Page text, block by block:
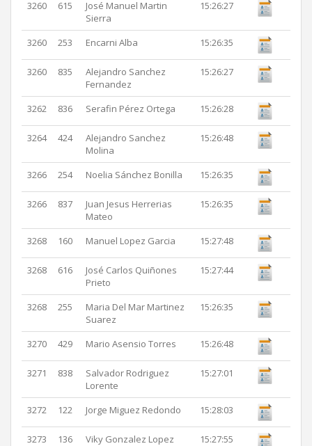
3260 615
José Manuel Martin
Sierra
15:26:27
3260 253 Encarni Alba 15:26:35
3260 835
Alejandro Sanchez
Fernandez
15:26:27
3262 836 Serafin Pérez Ortega 15:26:28
3264 424
Alejandro Sanchez
Molina
15:26:48
3266 254 Noelia Sánchez Bonilla 15:26:35
3266 837
Juan Jesus Herrerias
Mateo
15:26:35
3268 160 Manuel Lopez Garcia 15:27:48
3268 616
José Carlos Quiñones
Prieto
15:27:44
3268 255
Maria Del Mar Martinez
Suarez
15:26:35
3270 429 Mario Asensio Torres 15:26:48
3271 838
Salvador Rodriguez
Lorente
15:27:01
3272 122 Jorge Miguez Redondo 15:28:03
3273 136 Viky Gonzalez Lopez 15:27:55